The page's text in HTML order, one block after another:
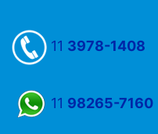
11 3978-1408
11 98265-7160